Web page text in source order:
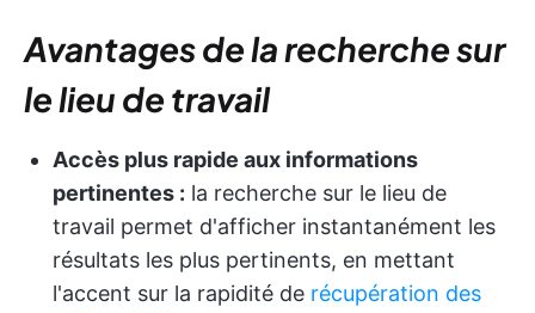
Avantages de la recherche sur
le lieu de travail
Accès plus rapide aux informations
pertinentes : la recherche sur le lieu de
travail permet d'afficher instantanément les
résultats les plus pertinents, en mettant
l'accent sur la rapidité de récupération des